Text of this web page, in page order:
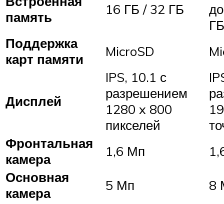
память
16 ГБ / 32 ГБ
Поддержка
карт памяти
MicroSD
Дисплей
IPS, 10.1 с
разрешением
1280 x 800
пикселей
Фронтальная
камера
1,6 Мп
Основная
камера
5 Мп
8